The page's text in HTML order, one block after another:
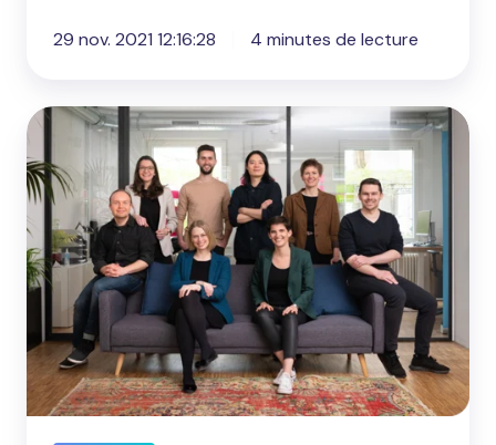
dans
de
santé
?
29 nov. 2021 12:16:28 4 minutes de lecture
Axomove
&
Alve
:
le
partenariat
international
franco-
allemand